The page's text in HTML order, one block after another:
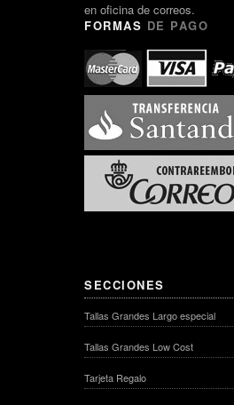
en oficina de correos.
FORMAS DE PAGO
SECCIONES
Tallas Grandes Largo especial
Tallas Grandes Low Cost
Tarjeta Regalo